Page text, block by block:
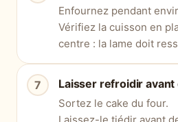
Enfournez pendant
Vérifiez la cuisson en
centre : la lame doit
Laisser refroidir
Sortez le cake du four.